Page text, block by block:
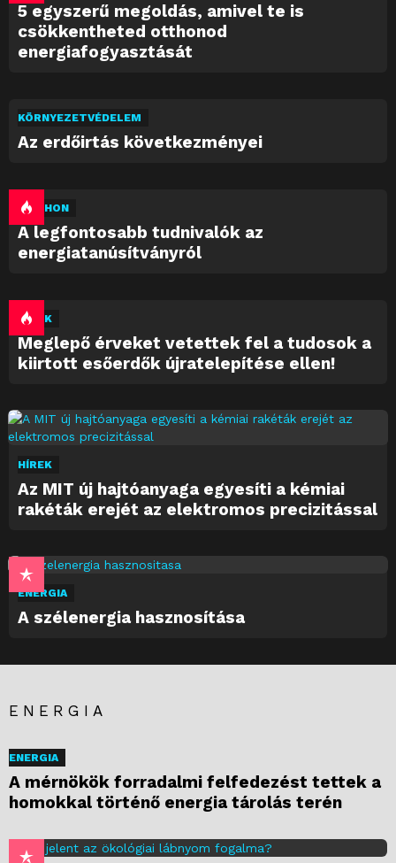
5 egyszerű megoldás, amivel te is
csökkentheted otthonod
energiafogyasztását
KÖRNYEZETVÉDELEM
Az erdőirtás következményei
OTTHON
A legfontosabb tudnivalók az
energiatanúsítványról
HÍREK
Meglepő érveket vetettek fel a tudosok a
kiirtott esőerdők újratelepítése ellen!
HÍREK
Az MIT új hajtóanyaga egyesíti a kémiai
rakéták erejét az elektromos precizitással
ENERGIA
A szélenergia hasznosítása
ENERGIA
ENERGIA
A mérnökök forradalmi felfedezést tettek a
homokkal történő energia tárolás terén